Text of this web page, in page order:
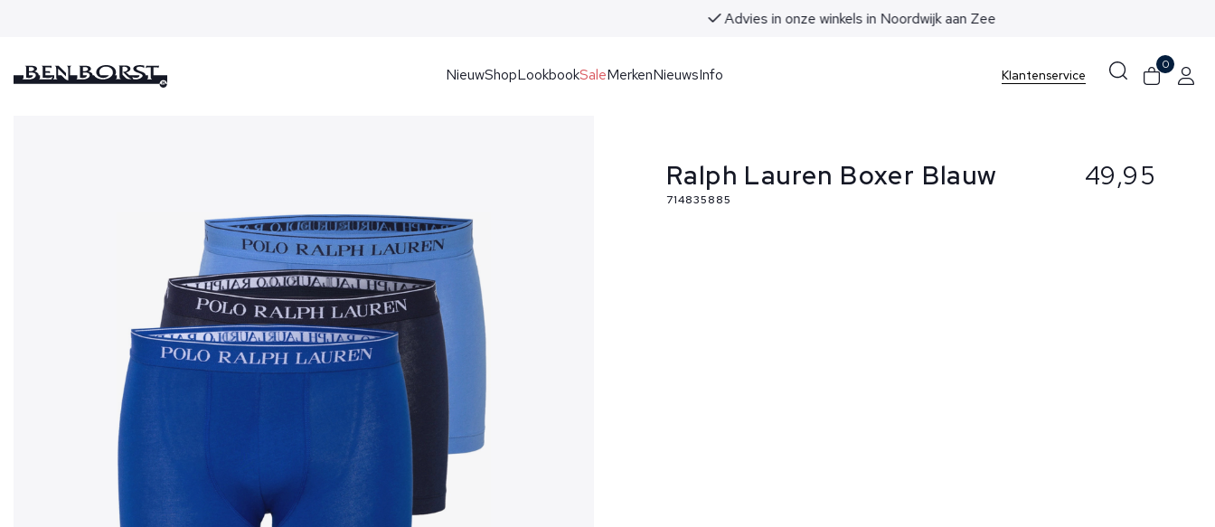
Advies in onze winkels in Noordwijk aan Zee
NieuwShopLookbookSaleMerkenNieuwsInfo Klantenservice
0
Ralph Lauren Boxer Blauw
714835885
49,95